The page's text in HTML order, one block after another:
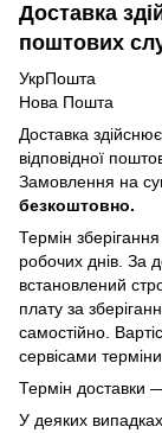
Доставка
поштових
УкрПошта
Нова Пошта
Доставка
відповідної
Замовлення на
безкоштовно.
Термін
робочих днів. За
встановлений
плату за
самостійно.
сервісами
Термін доставки
У деяких